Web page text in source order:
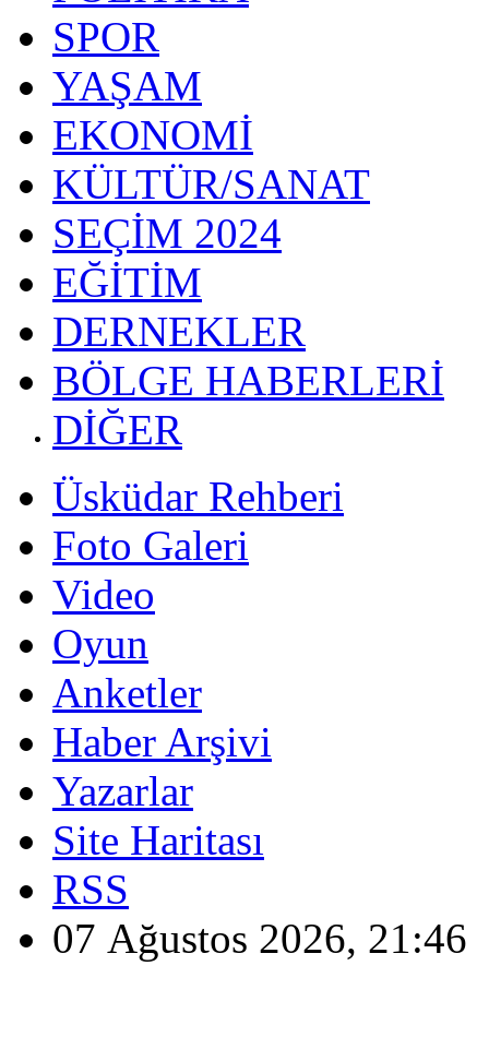
SPOR
YAŞAM
EKONOMİ
KÜLTÜR/SANAT
SEÇİM 2024
EĞİTİM
DERNEKLER
BÖLGE HABERLERİ
DİĞER
Üsküdar Rehberi
Foto Galeri
Video
Oyun
Anketler
Haber Arşivi
Yazarlar
Site Haritası
RSS
07 Ağustos 2026, 21:46